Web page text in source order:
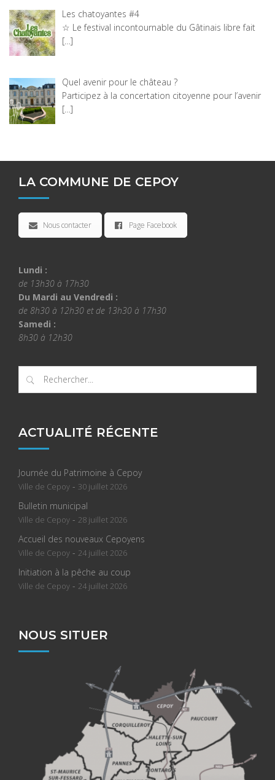
Les chatoyantes #4
☆ Le festival incontournable du Gâtinais libre fait
[…]
Quel avenir pour le château ?
Participez à la concertation citoyenne pour l’avenir
[…]
LA COMMUNE DE CEPOY
Nous contacter Page Facebook
Lundi :
de 13h30 à 17h30
Du Mardi au Vendredi :
de 8h30 à 12h30 et de 13h30 à 17h30
Samedi :
8h30 à 12h30
ACTUALITÉ RÉCENTE
Journée du Patrimoine à Cepoy
Ville de Cepoy - 30 juillet 2026
Bulletin municipal
Ville de Cepoy - 28 juillet 2026
Accueil des nouveaux Cepoyens
Ville de Cepoy - 24 juillet 2026
Initiation à la pêche au coup
Ville de Cepoy - 24 juillet 2026
NOUS SITUER